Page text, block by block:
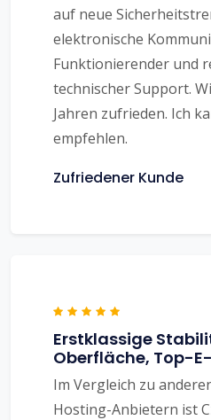
auf neue
elektronische
Funktionierender und
technischer Support.
Jahren zufrieden. Ich
empfehlen.
Zufriedener Kunde
Erstklassige
Oberfläche, Top-
Im Vergleich zu
Hosting-Anbietern ist